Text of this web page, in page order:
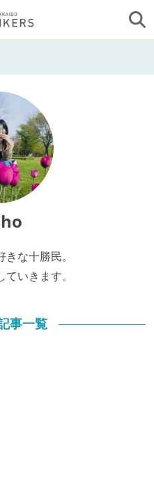
な十勝民。
いきます。
事一覧